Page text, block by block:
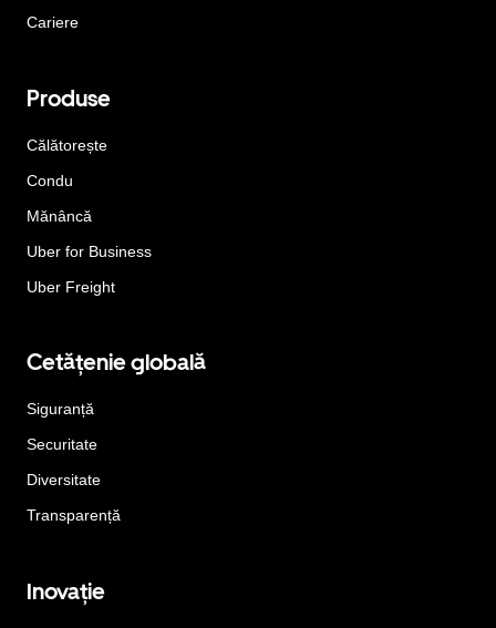
Cariere
Produse
Călătorește
Condu
Mănâncă
Uber for Business
Uber Freight
Cetățenie globală
Siguranță
Securitate
Diversitate
Transparență
Inovație